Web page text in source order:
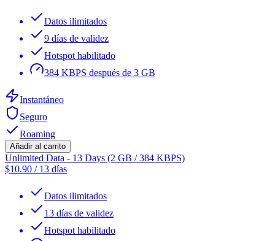
Datos ilimitados
9 días de validez
Hotspot habilitado
384 KBPS después de 3 GB
Instantáneo
Seguro
Roaming
Añadir al carrito
Unlimited Data - 13 Days (2 GB / 384 KBPS)
$10.90 / 13 días
Datos ilimitados
13 días de validez
Hotspot habilitado